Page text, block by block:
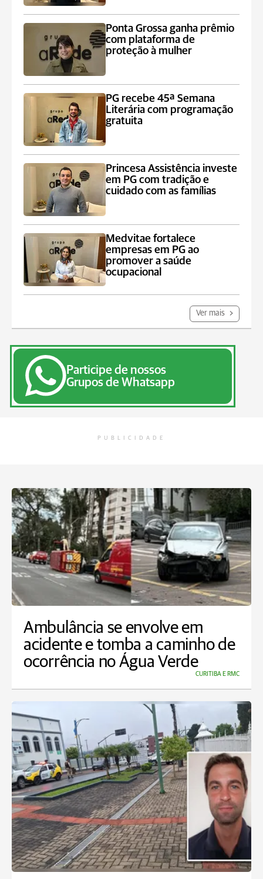
Ponta Grossa ganha prêmio
com plataforma de
proteção à mulher
PG recebe 45ª Semana
Literária com programação
gratuita
Princesa Assistência investe
em PG com tradição e
cuidado com as famílias
Medvitae fortalece
empresas em PG ao
promover a saúde
ocupacional
Ver mais
Participe de nossos
Grupos de Whatsapp
PUBLICIDADE
Ambulância se envolve em
acidente e tomba a caminho de
ocorrência no Água Verde
CURITIBA E RMC